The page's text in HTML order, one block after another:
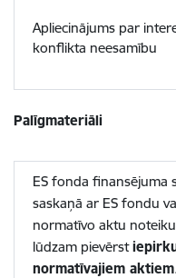
Apliecinājums par
konflikta neesamību
Palīgmateriāli
ES fonda finansējuma
saskaņā ar ES fondu
normatīvo aktu
lūdzam pievērst
normatīvajiem aktiem.